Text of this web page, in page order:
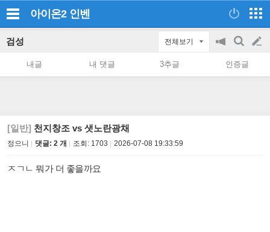
아이온2 인벤
검성 전체보기
공
on/off
검
색
글
쓰
내글 내 댓글 3추글 인증글
[일반] 천지창조 vs 샛노란광채
정으니 댓글: 2 개 조회: 1703 2026-07-08 19:33:59
ㅈㄱㄴ 뭐가 더 좋을까요